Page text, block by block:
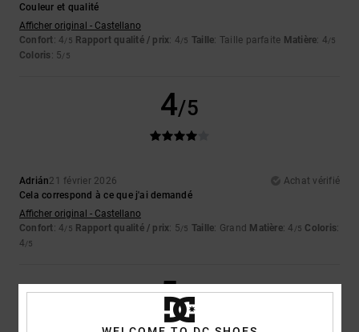
Couleur et qualité
Afficher original - Castellano
Confort: 4/5 Rapport qualité / prix: 4/5 Taille: Taille parfaite Matière: 4/5
Coloris: 5/5
4/5
Adrián21 février 2026
Achat vérifié
Cela correspond à ce que j'ai demandé
Afficher original - Castellano
Confort: 4/5 Rapport qualité / prix: 5/5 Taille: Grand Matière: 4 /5 Coloris:
4/5
5/5